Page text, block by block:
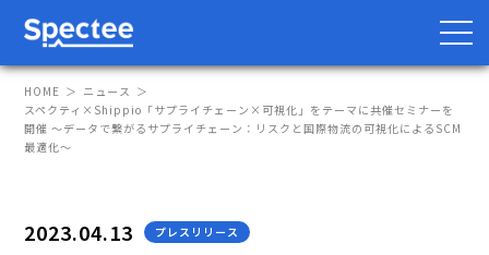
サービス
HOME
ニュース
スペクティ×Shippio「サプライチェーン×可視化」をテーマに共催セミナーを
開催 ～データで繋がるサプライチェーン：リスクと国際物流の可視化によるSCM
最適化～
2023.04.13 プレスリリース